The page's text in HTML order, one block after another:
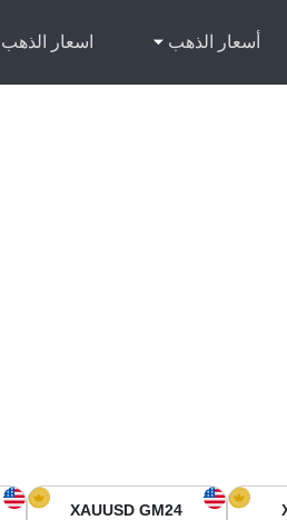
أسعار الذهب اسعار الذهب
XAUUSD GM24